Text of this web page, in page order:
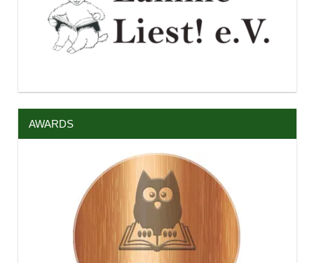
AWARDS